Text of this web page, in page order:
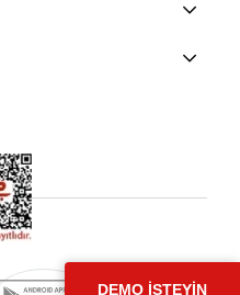
DEMO İSTEYİN